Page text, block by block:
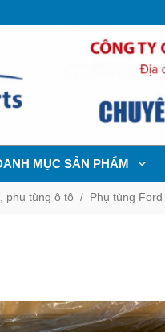
MỤC SẢN PHẨM
phụ tùng ô tô Phụ tùng Ford